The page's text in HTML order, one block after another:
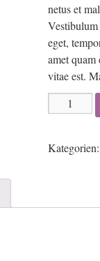
netus et
eget,
amet quam
vitae est.
Single
Menge